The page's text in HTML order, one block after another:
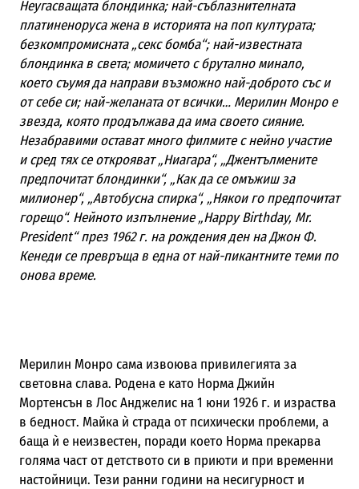
Неугасващата блондинка; най-съблазнителната
платиненоруса жена в историята на поп културата;
безкомпромисната „секс бомба“; най-известната
блондинка в света; момичето с брутално минало,
което съумя да направи възможно най-доброто със и
от себе си; най-желаната от всички… Мерилин Монро е
звезда, която продължава да има своето сияние.
Незабравими остават много филмите с нейно участие
и сред тях се открояват „Ниагара“, „Джентълмените
предпочитат блондинки“, „Как да се омъжиш за
милионер“, „Автобусна спирка“, „Някои го предпочитат
горещо“. Нейното изпълнение „Happy Birthday, Mr.
President“ през 1962 г. на рождения ден на Джон Ф.
Кенеди се превръща в една от най-пикантните теми по
онова време.
Мерилин Монро сама извоюва привилегията за
световна слава. Родена е като Норма Джийн
Мортенсън в Лос Анджелис на 1 юни 1926 г. и израства
в бедност. Майка ѝ страда от психически проблеми, а
баща ѝ е неизвестен, поради което Норма прекарва
голяма част от детството си в приюти и при временни
настойници. Тези ранни години на несигурност и